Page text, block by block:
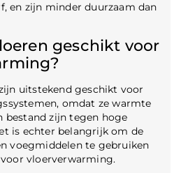
en zijn minder duurzaam dan
geschikt voor
uitstekend geschikt voor
omdat ze warmte
bestand zijn tegen hoge
is echter belangrijk om de
voegmiddelen te gebruiken
vloerverwarming.